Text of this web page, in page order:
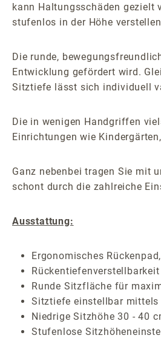
kann Haltungsschäden gezielt
stufenlos in der Höhe
Die runde,
Entwicklung gefördert wird.
Sitztiefe lässt sich individuell
Die in wenigen Handgriffen
Einrichtungen wie
Ganz nebenbei tragen Sie mit
schont durch die zahlreiche
Ausstattung:
Ergonomisches
Runde Sitzfläche für
Sitztiefe einstellbar mittels
Niedrige Sitzhöhe 30 - 40
Stufenlose